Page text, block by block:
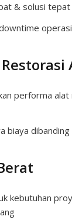
& solusi tepat
performa
biaya
kebutuhan